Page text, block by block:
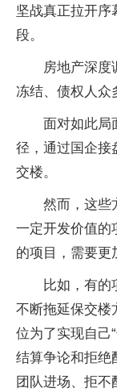
坚战真正拉开序
段。
房地产深度
冻结、债权人众
面对如此局
径，通过国企接
交楼。
然而，这些
一定开发价值的
的项目，需要更
比如，有的
不断拖延保交楼
位为了实现自己
结算争论和拒绝
团队进场、拒不